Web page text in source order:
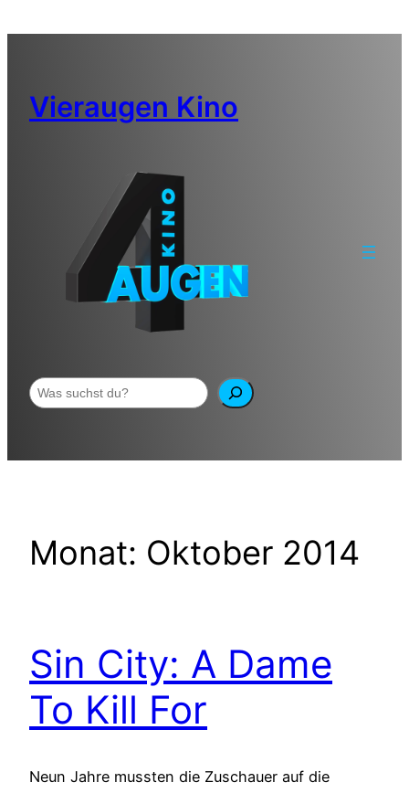
Vieraugen Kino
Suchen
Monat: Oktober 2014
Sin City: A Dame
To Kill For
Neun Jahre mussten die Zuschauer auf die